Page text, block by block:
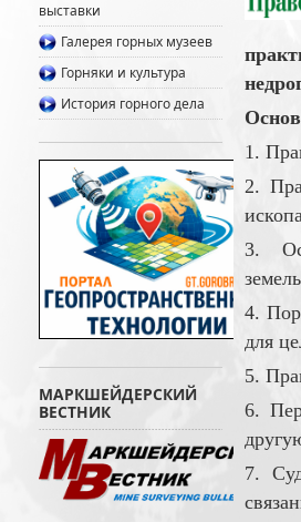
1.
2.
3.
4.
для
5.
6.
7.
выставки
Галерея горных музеев
Горняки и культура
История горного дела
МАРКШЕЙДЕРСКИЙ
ВЕСТНИК